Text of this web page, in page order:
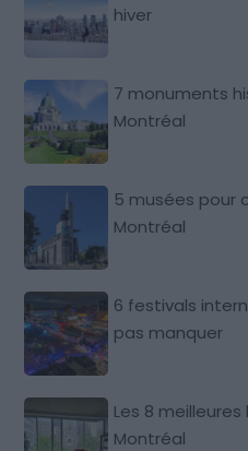
hiver
7 monuments
Montréal
5 musées pour
Montréal
6 festivals
pas manquer
Les 8
Montréal